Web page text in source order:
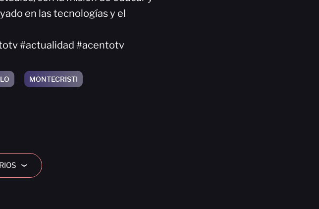
en las tecnologías y el
#actualidad #acentotv
MONTECRISTI
›